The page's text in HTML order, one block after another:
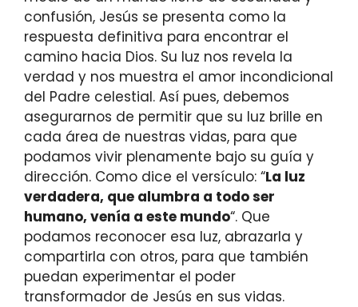
confusión, Jesús se presenta como la
respuesta definitiva para encontrar el
camino hacia Dios. Su luz nos revela la
verdad y nos muestra el amor incondicional
del Padre celestial. Así pues, debemos
asegurarnos de permitir que su luz brille en
cada área de nuestras vidas, para que
podamos vivir plenamente bajo su guía y
dirección. Como dice el versículo: “La luz
verdadera, que alumbra a todo ser
humano, venía a este mundo“. Que
podamos reconocer esa luz, abrazarla y
compartirla con otros, para que también
puedan experimentar el poder
transformador de Jesús en sus vidas.